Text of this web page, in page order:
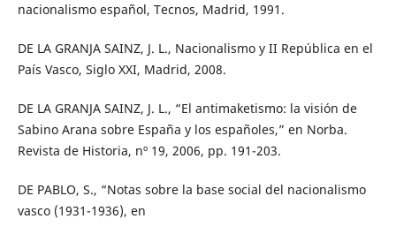
nacionalismo español, Tecnos, Madrid, 1991.
DE LA GRANJA SAINZ, J. L., Nacionalismo y II República en el
País Vasco, Siglo XXI, Madrid, 2008.
DE LA GRANJA SAINZ, J. L., “El antimaketismo: la visión de
Sabino Arana sobre España y los españoles,” en Norba.
Revista de Historia, nº 19, 2006, pp. 191-203.
DE PABLO, S., “Notas sobre la base social del nacionalismo
vasco (1931-1936), en